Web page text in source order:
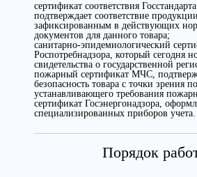
сертификат соответствия
подтверждает соответствие
зафиксированным в действующих
документов для данного товара;
санитарно-эпидемиологический
Роспотребнадзора, который сегодня
свидетельства о государственной
пожарный сертификат МЧС,
безопасность товара с точки зрения
устанавливающего требования
сертификат Госэнергонадзора,
специализированных приборов учета.
Порядок